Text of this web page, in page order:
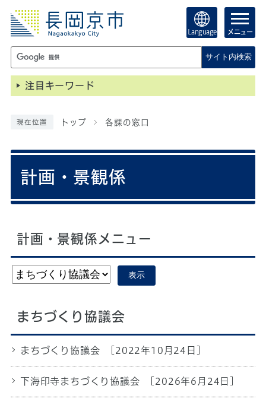
Language メニュー
サイト内検索
注目キーワード
現在位置 トップ 各課の窓口
計画・景観係
計画・景観係メニュー
表示
まちづくり協議会
まちづくり協議会 [2022年10月24日]
下海印寺まちづくり協議会 [2026年6月24日]